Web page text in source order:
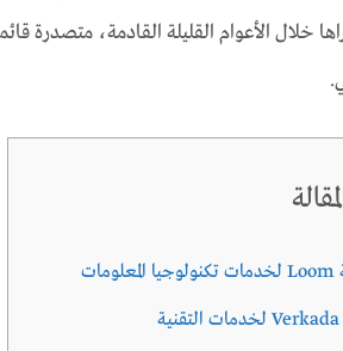
خلال الأعوام القليلة القادمة، متصدرة